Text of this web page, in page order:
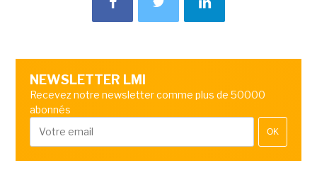
NEWSLETTER LMI
Recevez notre newsletter comme plus de 50000
abonnés
OK